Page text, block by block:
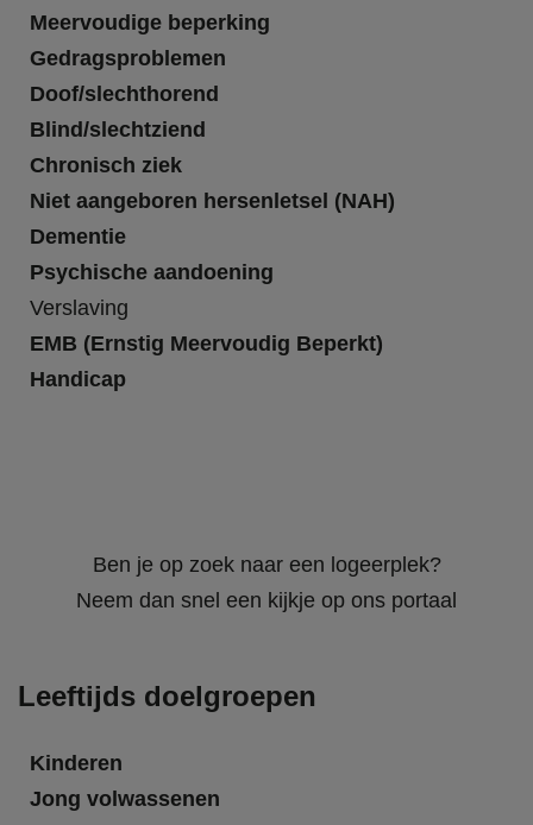
Meervoudige beperking
Gedragsproblemen
Doof/slechthorend
Blind/slechtziend
Chronisch ziek
Niet aangeboren hersenletsel (NAH)
Dementie
Psychische aandoening
Verslaving
EMB (Ernstig Meervoudig Beperkt)
Handicap
Ben je op zoek naar een logeerplek?
Neem dan snel een kijkje op ons portaal
Leeftijds doelgroepen
Kinderen
Jong volwassenen